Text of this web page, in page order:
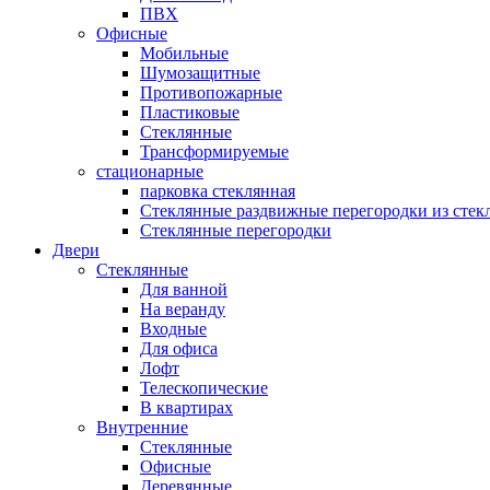
ПВХ
Офисные
Мобильные
Шумозащитные
Противопожарные
Пластиковые
Стеклянные
Трансформируемые
стационарные
парковка стеклянная
Стеклянные раздвижные перегородки из
Стеклянные перегородки
Двери
Стеклянные
Для ванной
На веранду
Входные
Для офиса
Лофт
Телескопические
В квартирах
Внутренние
Стеклянные
Офисные
Деревянные